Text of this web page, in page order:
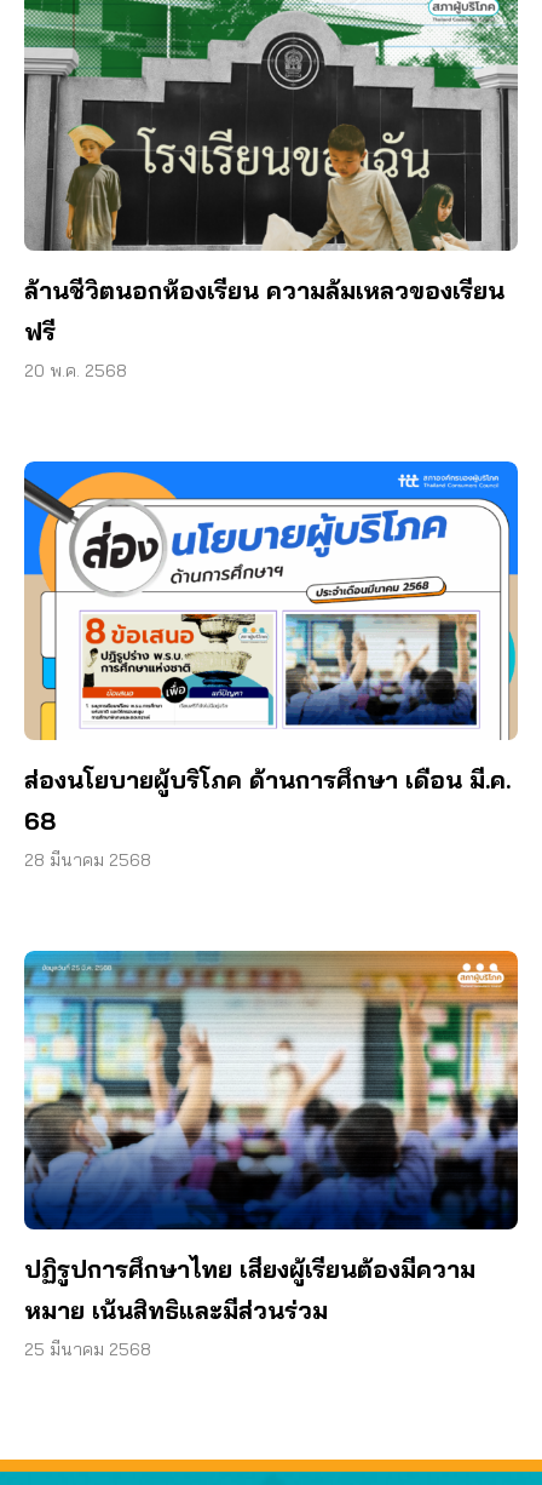
ล้านชีวิตนอกห้องเรียน ความล้มเหลวของเรียน
ฟรี
20 พ.ค. 2568
ส่องนโยบายผู้บริโภค ด้านการศึกษา เดือน มี.ค.
68
28 มีนาคม 2568
ปฏิรูปการศึกษาไทย เสียงผู้เรียนต้องมีความ
หมาย เน้นสิทธิและมีส่วนร่วม
25 มีนาคม 2568